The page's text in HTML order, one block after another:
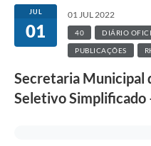
JUL
01
01 JUL 2022
40 DIÁRIO
PUBLICAÇÕES
Secretaria Municipal
Seletivo Simplificado